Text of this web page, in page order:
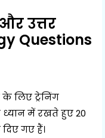
उत्तर
Questions
लिए ट्रेनिंग
ध्यान में रखते हुए 20
गए हैं।